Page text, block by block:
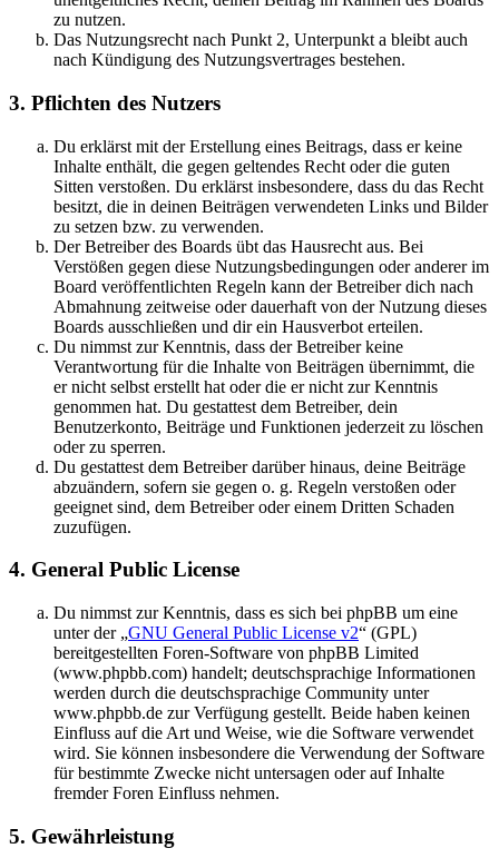
zu nutzen.
Das Nutzungsrecht nach Punkt 2, Unterpunkt a bleibt auch
nach Kündigung des Nutzungsvertrages bestehen.
3. Pflichten des Nutzers
Du erklärst mit der Erstellung eines Beitrags, dass er keine
Inhalte enthält, die gegen geltendes Recht oder die guten
Sitten verstoßen. Du erklärst insbesondere, dass du das Recht
besitzt, die in deinen Beiträgen verwendeten Links und Bilder
zu setzen bzw. zu verwenden.
Der Betreiber des Boards übt das Hausrecht aus. Bei
Verstößen gegen diese Nutzungsbedingungen oder anderer im
Board veröffentlichten Regeln kann der Betreiber dich nach
Abmahnung zeitweise oder dauerhaft von der Nutzung dieses
Boards ausschließen und dir ein Hausverbot erteilen.
Du nimmst zur Kenntnis, dass der Betreiber keine
Verantwortung für die Inhalte von Beiträgen übernimmt, die
er nicht selbst erstellt hat oder die er nicht zur Kenntnis
genommen hat. Du gestattest dem Betreiber, dein
Benutzerkonto, Beiträge und Funktionen jederzeit zu löschen
oder zu sperren.
Du gestattest dem Betreiber darüber hinaus, deine Beiträge
abzuändern, sofern sie gegen o. g. Regeln verstoßen oder
geeignet sind, dem Betreiber oder einem Dritten Schaden
zuzufügen.
4. General Public License
Du nimmst zur Kenntnis, dass es sich bei phpBB um eine
unter der „GNU General Public License v2“ (GPL)
bereitgestellten Foren-Software von phpBB Limited
(www.phpbb.com) handelt; deutschsprachige Informationen
werden durch die deutschsprachige Community unter
www.phpbb.de zur Verfügung gestellt. Beide haben keinen
Einfluss auf die Art und Weise, wie die Software verwendet
wird. Sie können insbesondere die Verwendung der Software
für bestimmte Zwecke nicht untersagen oder auf Inhalte
fremder Foren Einfluss nehmen.
5. Gewährleistung